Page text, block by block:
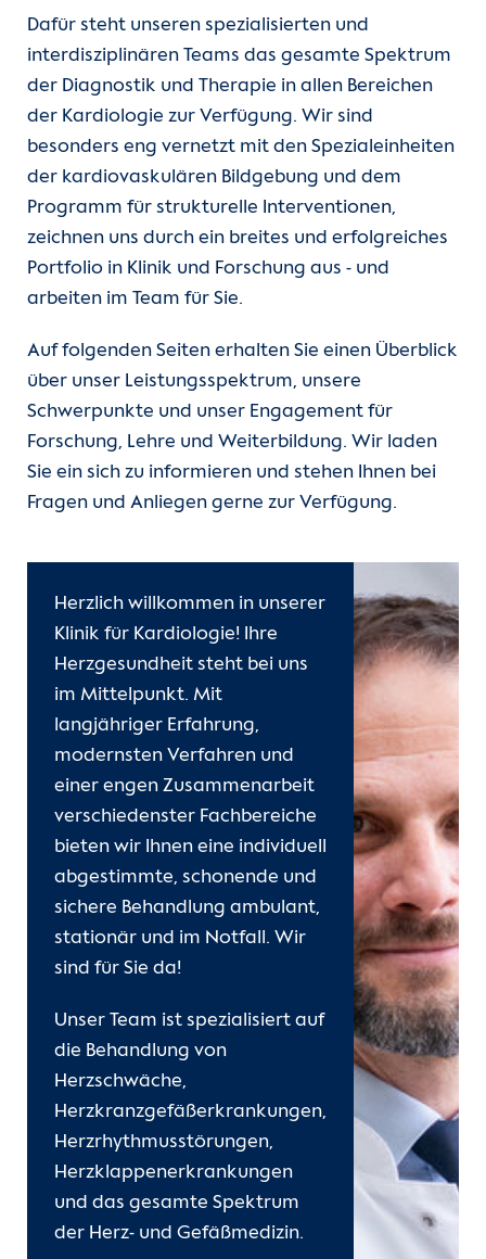
Über uns
Kontakt
Internationale Patienten
Einblicke
Dafür steht unseren spezialisierten und
interdisziplinären Teams das gesamte Spektrum
der Diagnostik und Therapie in allen Bereichen
der Kardiologie zur Verfügung. Wir sind
besonders eng vernetzt mit den Spezialeinheiten
der kardiovaskulären Bildgebung und dem
Programm für strukturelle Interventionen,
zeichnen uns durch ein breites und erfolgreiches
Portfolio in Klinik und Forschung aus - und
arbeiten im Team für Sie.
Auf folgenden Seiten erhalten Sie einen Überblick
über unser Leistungsspektrum, unsere
Schwerpunkte und unser Engagement für
Forschung, Lehre und Weiterbildung. Wir laden
Sie ein sich zu informieren und stehen Ihnen bei
Fragen und Anliegen gerne zur Verfügung.
Herzlich willkommen in unserer
Klinik für Kardiologie! Ihre
Herzgesundheit steht bei uns
im Mittelpunkt. Mit
langjähriger Erfahrung,
modernsten Verfahren und
einer engen Zusammenarbeit
verschiedenster Fachbereiche
bieten wir Ihnen eine individuell
abgestimmte, schonende und
sichere Behandlung ambulant,
stationär und im Notfall. Wir
sind für Sie da!
Unser Team ist spezialisiert auf
die Behandlung von
Herzschwäche,
Herzkranzgefäßerkrankungen,
Herzrhythmusstörungen,
Herzklappenerkrankungen
und das gesamte Spektrum
der Herz- und Gefäßmedizin.